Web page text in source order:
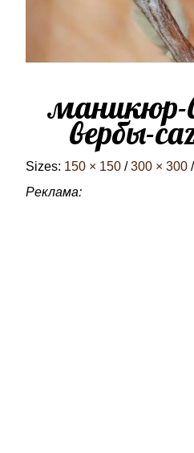
маникюр-
вербы-
Sizes: 150 × 150 / 300 × 300 /
Реклама: